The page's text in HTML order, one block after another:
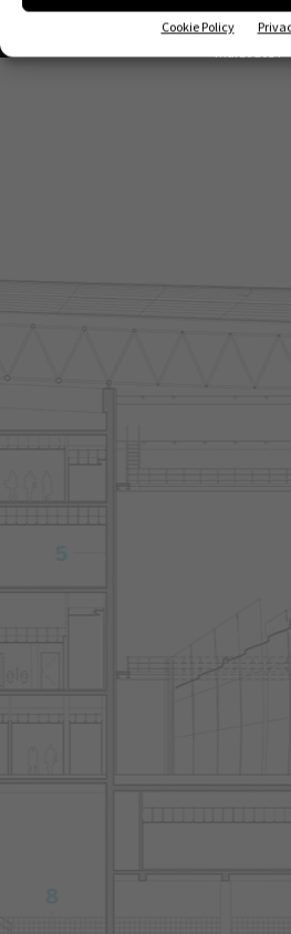
Cookie Policy
00753480151
Registrazione Tribunale di Milano n. 57 del 7